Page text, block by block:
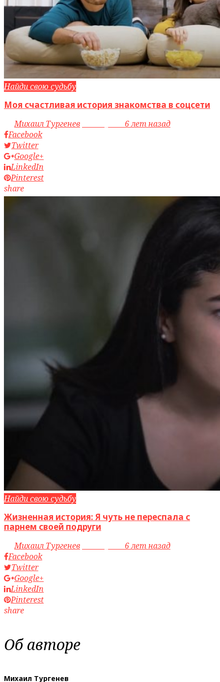
Найди свою судьбу
Моя счастливая история знакомства в соцсети
byМихаил Тургенев
6 лет назад
Facebook
Twitter
Google+
LinkedIn
Pinterest
share
Найди свою судьбу
Жизненная история: Я чуть не переспала с
парнем своей подруги
byМихаил Тургенев
6 лет назад
Facebook
Twitter
Google+
LinkedIn
Pinterest
share
Об авторе
Михаил Тургенев